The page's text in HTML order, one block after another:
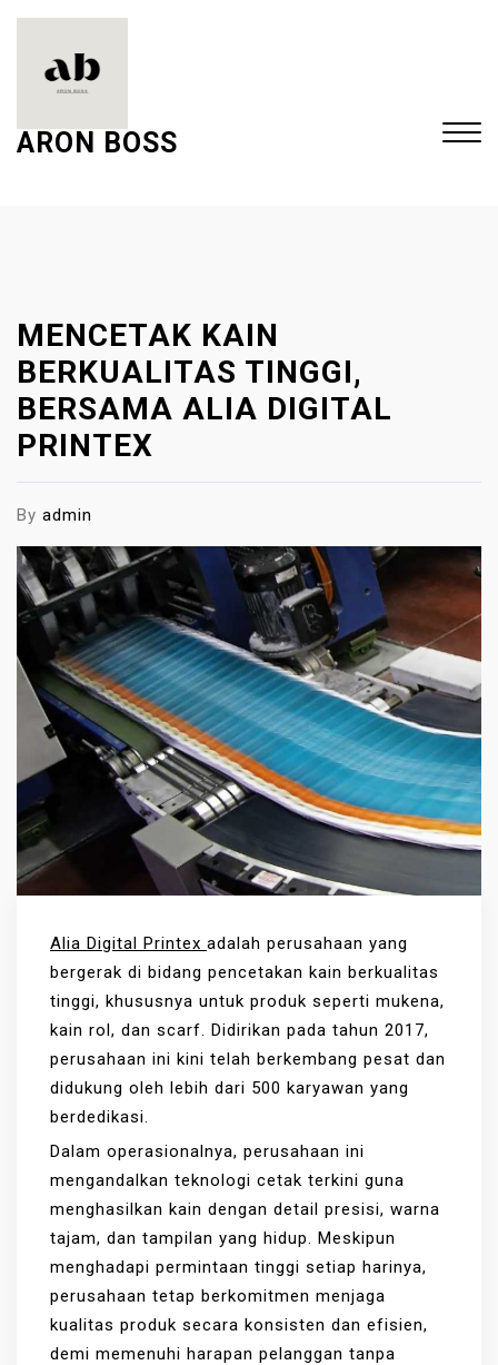
ARON BOSS
MENCETAK KAIN
BERKUALITAS TINGGI,
BERSAMA ALIA DIGITAL
PRINTEX
By admin
Alia Digital Printex adalah perusahaan yang
bergerak di bidang pencetakan kain berkualitas
tinggi, khususnya untuk produk seperti mukena,
kain rol, dan scarf. Didirikan pada tahun 2017,
perusahaan ini kini telah berkembang pesat dan
didukung oleh lebih dari 500 karyawan yang
berdedikasi.
Dalam operasionalnya, perusahaan ini
mengandalkan teknologi cetak terkini guna
menghasilkan kain dengan detail presisi, warna
tajam, dan tampilan yang hidup. Meskipun
menghadapi permintaan tinggi setiap harinya,
perusahaan tetap berkomitmen menjaga
kualitas produk secara konsisten dan efisien,
demi memenuhi harapan pelanggan tanpa